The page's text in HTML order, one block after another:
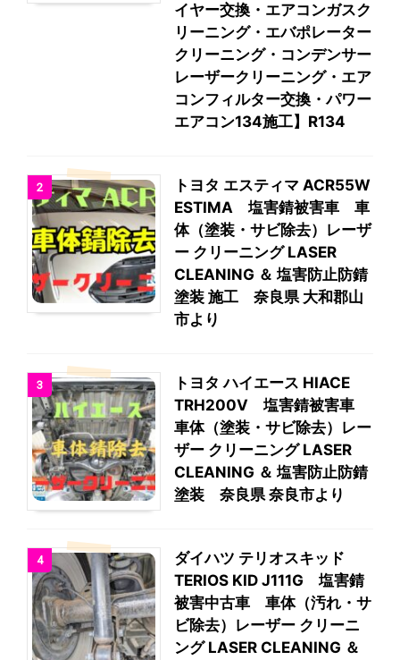
イヤー交換・エアコンガスク
リーニング・エバポレーター
クリーニング・コンデンサー
レーザークリーニング・エア
コンフィルター交換・パワー
エアコン134施工】R134
2
トヨタ エスティマ ACR55W
ESTIMA 塩害錆被害車 車
体（塗装・サビ除去）レーザ
ー クリーニング LASER
CLEANING ＆ 塩害防止防錆
塗装 施工 奈良県 大和郡山
市より
3
トヨタ ハイエース HIACE
TRH200V 塩害錆被害車
車体（塗装・サビ除去）レー
ザー クリーニング LASER
CLEANING ＆ 塩害防止防錆
塗装 奈良県 奈良市より
4
ダイハツ テリオスキッド
TERIOS KID J111G 塩害錆
被害中古車 車体（汚れ・サ
ビ除去）レーザー クリーニ
ング LASER CLEANING ＆